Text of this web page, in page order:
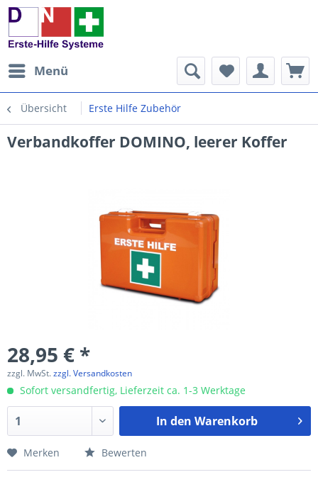
Menü
Übersicht Erste Hilfe Zubehör
Verbandkoffer DOMINO, leerer Koffer
28,95 € *
zzgl. MwSt.zzgl. Versandkosten
Sofort versandfertig, Lieferzeit ca. 1-3 Werktage
In den Warenkorb
Merken Bewerten